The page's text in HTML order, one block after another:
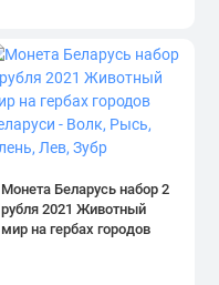
Монета Беларусь набор 2
рубля 2021 Животный
мир на гербах городов